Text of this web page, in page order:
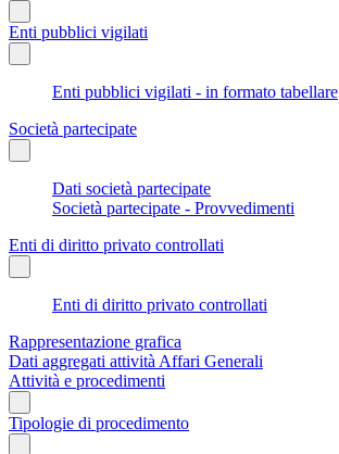
Enti pubblici vigilati
Enti pubblici vigilati - in formato tabellare
Società partecipate
Dati società partecipate
Società partecipate - Provvedimenti
Enti di diritto privato controllati
Enti di diritto privato controllati
Rappresentazione grafica
Dati aggregati attività Affari Generali
Attività e procedimenti
Tipologie di procedimento